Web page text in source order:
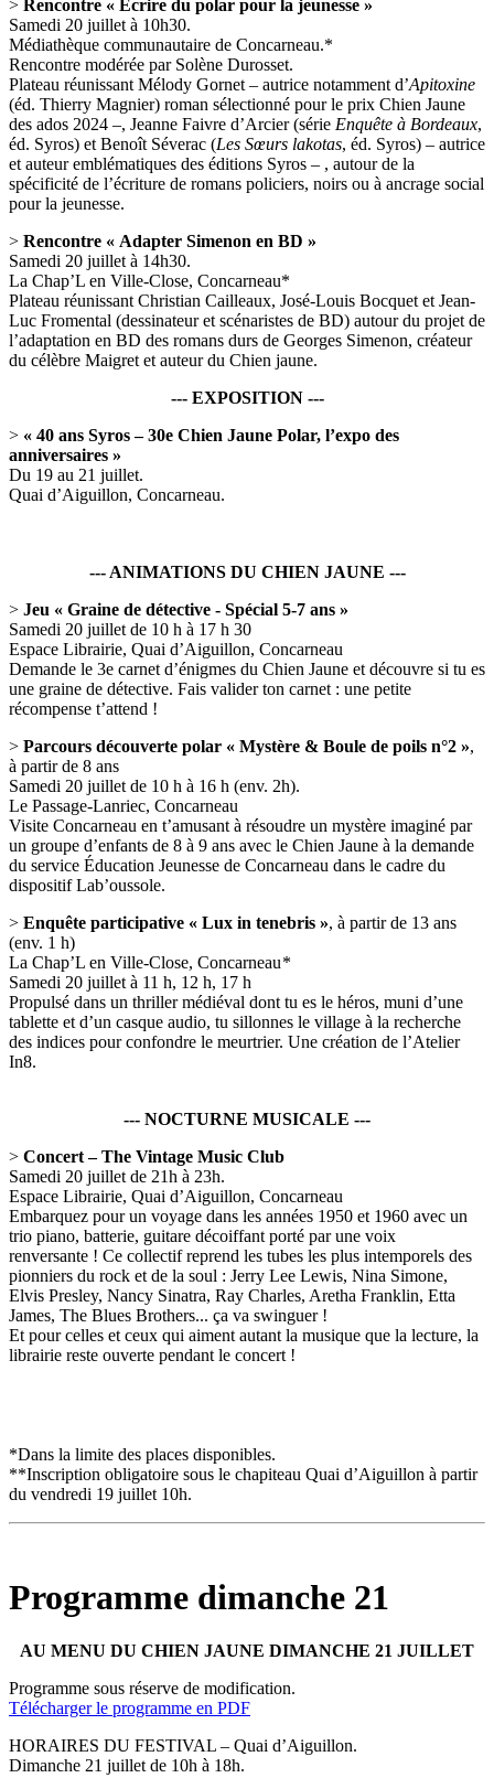
> Rencontre « Écrire du polar pour la jeunesse »
Samedi 20 juillet à 10h30.
Médiathèque communautaire de Concarneau.*
Rencontre modérée par Solène Durosset.
Plateau réunissant Mélody Gornet – autrice notamment d’Apitoxine
(éd. Thierry Magnier) roman sélectionné pour le prix Chien Jaune
des ados 2024 –, Jeanne Faivre d’Arcier (série Enquête à Bordeaux,
éd. Syros) et Benoît Séverac (Les Sœurs lakotas, éd. Syros) – autrice
et auteur emblématiques des éditions Syros – , autour de la
spécificité de l’écriture de romans policiers, noirs ou à ancrage social
pour la jeunesse.
> Rencontre « Adapter Simenon en BD »
Samedi 20 juillet à 14h30.
La Chap’L en Ville-Close, Concarneau*
Plateau réunissant Christian Cailleaux, José-Louis Bocquet et Jean-
Luc Fromental (dessinateur et scénaristes de BD) autour du projet de
l’adaptation en BD des romans durs de Georges Simenon, créateur
du célèbre Maigret et auteur du Chien jaune.
--- EXPOSITION ---
> « 40 ans Syros – 30e Chien Jaune Polar, l’expo des
anniversaires »
Du 19 au 21 juillet.
Quai d’Aiguillon, Concarneau.
--- ANIMATIONS DU CHIEN JAUNE ---
> Jeu « Graine de détective - Spécial 5-7 ans »
Samedi 20 juillet de 10 h à 17 h 30
Espace Librairie, Quai d’Aiguillon, Concarneau
Demande le 3e carnet d’énigmes du Chien Jaune et découvre si tu es
une graine de détective. Fais valider ton carnet : une petite
récompense t’attend !
> Parcours découverte polar « Mystère & Boule de poils n°2 »,
à partir de 8 ans
Samedi 20 juillet de 10 h à 16 h (env. 2h).
Le Passage-Lanriec, Concarneau
Visite Concarneau en t’amusant à résoudre un mystère imaginé par
un groupe d’enfants de 8 à 9 ans avec le Chien Jaune à la demande
du service Éducation Jeunesse de Concarneau dans le cadre du
dispositif Lab’oussole.
> Enquête participative « Lux in tenebris », à partir de 13 ans
(env. 1 h)
La Chap’L en Ville-Close, Concarneau *
Samedi 20 juillet à 11 h, 12 h, 17 h
Propulsé dans un thriller médiéval dont tu es le héros, muni d’une
tablette et d’un casque audio, tu sillonnes le village à la recherche
des indices pour confondre le meurtrier. Une création de l’Atelier
In8.
--- NOCTURNE MUSICALE ---
> Concert – The Vintage Music Club
Samedi 20 juillet de 21h à 23h.
Espace Librairie, Quai d’Aiguillon, Concarneau
Embarquez pour un voyage dans les années 1950 et 1960 avec un
trio piano, batterie, guitare décoiffant porté par une voix
renversante ! Ce collectif reprend les tubes les plus intemporels des
pionniers du rock et de la soul : Jerry Lee Lewis, Nina Simone,
Elvis Presley, Nancy Sinatra, Ray Charles, Aretha Franklin, Etta
James, The Blues Brothers... ça va swinguer !
Et pour celles et ceux qui aiment autant la musique que la lecture, la
librairie reste ouverte pendant le concert !
*Dans la limite des places disponibles.
**Inscription obligatoire sous le chapiteau Quai d’Aiguillon à partir
du vendredi 19 juillet 10h.
Programme dimanche 21
AU MENU DU CHIEN JAUNE DIMANCHE 21 JUILLET
Programme sous réserve de modification.
Télécharger le programme en PDF
HORAIRES DU FESTIVAL – Quai d’Aiguillon.
Dimanche 21 juillet de 10h à 18h.